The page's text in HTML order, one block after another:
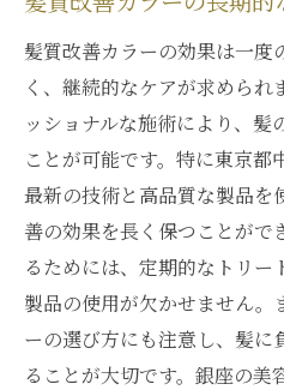
髪質改善カラーの効果は一度
く、継続的なケアが求められ
ッショナルな施術により、髪
ことが可能です。特に東京都
最新の技術と高品質な製品を
善の効果を長く保つことがで
るためには、定期的なトリー
製品の使用が欠かせません。
ーの選び方にも注意し、髪に
ることが大切です。銀座の美